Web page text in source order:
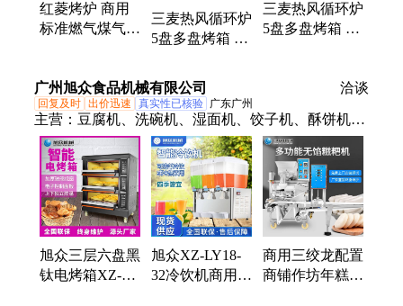
红菱烤炉 商用
标准燃气煤气两
HLY204E 跃纳
三麦热风循环炉
5盘多盘烤箱 西
面包坊全套设备
三麦热风循环炉
5盘多盘烤箱 西
广州旭众食品机械有限公司
洽谈
回复及时 出价迅速 真实性已核验 广东广州
主营： 豆腐机、洗碗机、湿面机、饺子机、酥饼机、
包子机、包子馒头、切馒头机、红薯粉机、饺子皮
机、圆馒头机、无馅汤圆机、无馅糍粑机、月饼包馅
机、肉丸成型机、包馅汤圆机、自动压面机、酥饼生
产线、月饼成型机、多头汤圆机、自动芋圆机、糯米
糍粑机、多功能河粉机、不锈钢米粉机、不锈钢切菜
机
旭众三层六盘黑
钛电烤箱XZ-
旭众XZ-LY18-
32冷饮机商用冷
商用三绞龙配置
商铺作坊年糕糍